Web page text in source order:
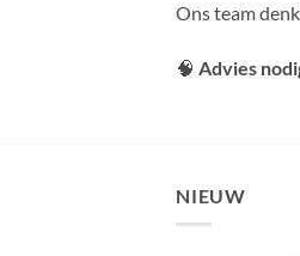
Ons team
🧠 Advies
NIEUW